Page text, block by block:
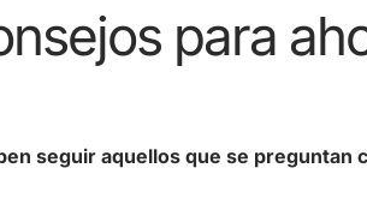
para
seguir aquellos que se preguntan